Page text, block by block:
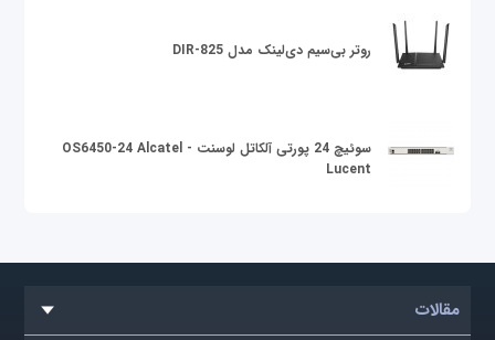
روتر بی‌سیم دی‌لینک مدل DIR-825
سوئیچ 24 پورتی آلکاتل لوسنت OS6450-24 Alcatel -
Lucent
مقالات